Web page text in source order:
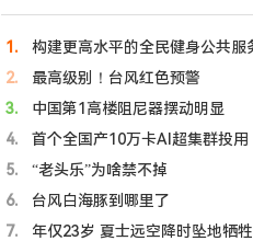
1
2
最高级别！台风红色预警
3
中国第1高楼阻尼器摆动明显
4
首个全国产10万卡AI超集群投用
5
“老头乐”为啥禁不掉
6
台风白海豚到哪里了
7
年仅23岁 夏士远空降时坠地牺牲